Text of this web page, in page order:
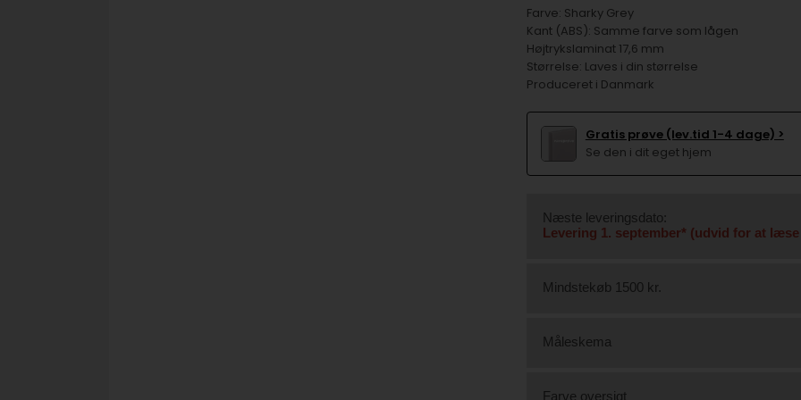
Farve: Sharky Grey
Kant (ABS): Samme farve som lågen
Højtrykslaminat 17,6 mm
Størrelse: Laves i din størrelse
Produceret i Danmark
Gratis prøve (lev.tid 1-4 dage) >
Se den i dit eget hjem
Næste leveringsdato:
Levering 1. september* (udvid for at læse
Mindstekøb 1500 kr.
Måleskema
Farve oversigt